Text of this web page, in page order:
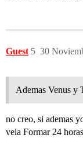
Guest 30
5
Ademas Venus y
no creo, si ademas
veia Formar 24